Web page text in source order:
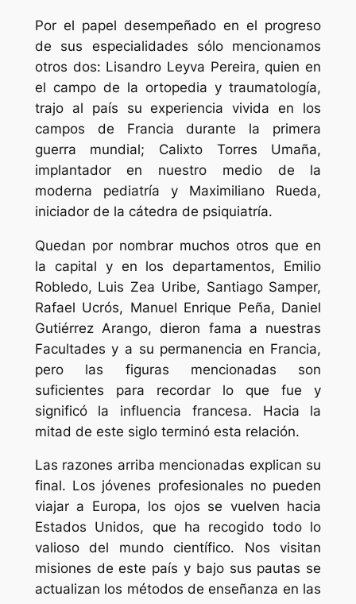
Por el papel desempeñado en el progreso
de sus especialidades sólo mencionamos
otros dos: Lisandro Leyva Pereira, quien en
el campo de la ortopedia y traumatología,
trajo al país su experiencia vivida en los
campos de Francia durante la primera
guerra mundial; Calixto Torres Umaña,
implantador en nuestro medio de la
moderna pediatría y Maximiliano Rueda,
iniciador de la cátedra de psiquiatría.
Quedan por nombrar muchos otros que en
la capital y en los departamentos, Emilio
Robledo, Luis Zea Uribe, Santiago Samper,
Rafael Ucrós, Manuel Enrique Peña, Daniel
Gutiérrez Arango, dieron fama a nuestras
Facultades y a su permanencia en Francia,
pero las figuras mencionadas son
suficientes para recordar lo que fue y
significó la influencia francesa. Hacia la
mitad de este siglo terminó esta relación.
Las razones arriba mencionadas explican su
final. Los jóvenes profesionales no pueden
viajar a Europa, los ojos se vuelven hacia
Estados Unidos, que ha recogido todo lo
valioso del mundo científico. Nos visitan
misiones de este país y bajo sus pautas se
actualizan los métodos de enseñanza en las